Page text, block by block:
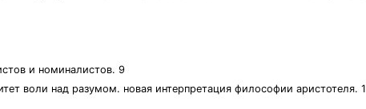
и номиналистов. 9
воли над разумом. новая интерпретация философии аристотеля.